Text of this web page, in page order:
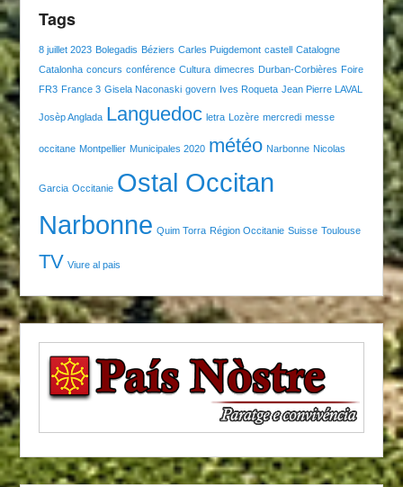
Tags
8 juillet 2023 Bolegadis Béziers Carles Puigdemont castell Catalogne
Catalonha concurs conférence Cultura dimecres Durban-Corbières Foire
FR3 France 3 Gisela Naconaski govern Ives Roqueta Jean Pierre LAVAL
Josèp Anglada Languedoc letra Lozère mercredi messe
occitane Montpellier Municipales 2020 météo Narbonne Nicolas
Garcia Occitanie Ostal Occitan
Narbonne Quim Torra Région Occitanie Suisse Toulouse
TV Viure al pais